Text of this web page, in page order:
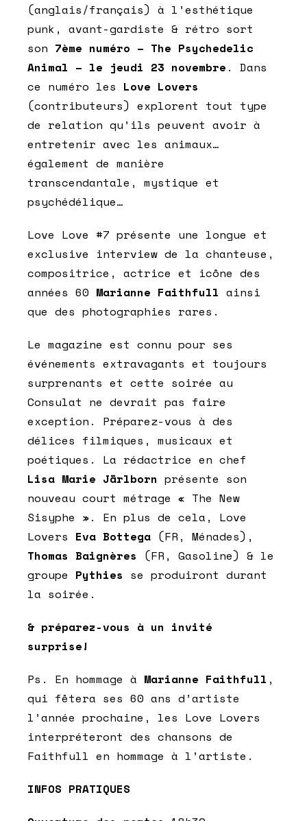
(anglais/français) à l’esthétique
punk, avant-gardiste & rétro sort
son 7ème numéro – The Psychedelic
Animal – le jeudi 23 novembre . Dans
ce numéro les Love Lovers
(contributeurs) explorent tout type
de relation qu’ils peuvent avoir à
entretenir avec les animaux…
également de manière
transcendantale, mystique et
psychédélique…
Love Love #7 présente une longue et
exclusive interview de la chanteuse,
compositrice, actrice et icône des
années 60 Marianne Faithfull ainsi
que des photographies rares.
Le magazine est connu pour ses
événements extravagants et toujours
surprenants et cette soirée au
Consulat ne devrait pas faire
exception. Préparez-vous à des
délices filmiques, musicaux et
poétiques. La rédactrice en chef
Lisa Marie Järlborn présente son
nouveau court métrage « The New
Sisyphe ». En plus de cela, Love
Lovers Eva Bottega (FR, Ménades),
Thomas Baignères (FR, Gasoline) & le
groupe Pythies se produiront durant
la soirée.
& préparez-vous à un invité
surprise!
Ps. En hommage à Marianne Faithfull ,
qui fêtera ses 60 ans d’artiste
l’année prochaine, les Love Lovers
interpréteront des chansons de
Faithfull en hommage à l’artiste.
INFOS PRATIQUES